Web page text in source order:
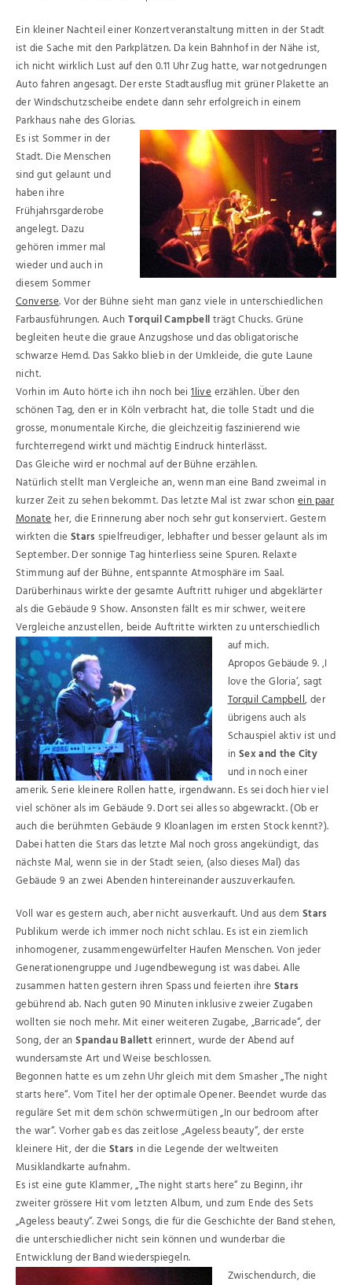
Ein kleiner Nachteil einer Konzertveranstaltung mitten in der Stadt
ist die Sache mit den Parkplätzen. Da kein Bahnhof in der Nähe ist,
ich nicht wirklich Lust auf den 0.11 Uhr Zug hatte, war notgedrungen
Auto fahren angesagt. Der erste Stadtausflug mit grüner Plakette an
der Windschutzscheibe endete dann sehr erfolgreich in einem
Parkhaus nahe des Glorias.
Es ist Sommer in der
Stadt. Die Menschen
sind gut gelaunt und
haben ihre
Frühjahrsgarderobe
angelegt. Dazu
gehören immer mal
wieder und auch in
diesem Sommer
Converse. Vor der Bühne sieht man ganz viele in unterschiedlichen
Farbausführungen. AuchTorquil Campbellträgt Chucks. Grüne
begleiten heute die graue Anzugshose und das obligatorische
schwarze Hemd. Das Sakko blieb in der Umkleide, die gute Laune
nicht.
Vorhin im Auto hörte ich ihn noch bei1liveerzählen. Über den
schönen Tag, den er in Köln verbracht hat, die tolle Stadt und die
grosse, monumentale Kirche, die gleichzeitig faszinierend wie
furchterregend wirkt und mächtig Eindruck hinterlässt.
Das Gleiche wird er nochmal auf der Bühne erzählen.
Natürlich stellt man Vergleiche an, wenn man eine Band zweimal in
kurzer Zeit zu sehen bekommt. Das letzte Mal ist zwar schonein paar
Monateher, die Erinnerung aber noch sehr gut konserviert. Gestern
wirkten dieStars spielfreudiger, lebhafter und besser gelaunt als im
September. Der sonnige Tag hinterliess seine Spuren. Relaxte
Stimmung auf der Bühne, entspannte Atmosphäre im Saal.
Darüberhinaus wirkte der gesamte Auftritt ruhiger und abgeklärter
als die Gebäude 9 Show. Ansonsten fällt es mir schwer, weitere
Vergleiche anzustellen, beide Auftritte wirkten zu unterschiedlich
auf mich.
Apropos Gebäude 9. ‚I
love the Gloria‘, sagt
Torquil Campbell, der
übrigens auch als
Schauspiel aktiv ist und
inSex and the City
und in noch einer
amerik. Serie kleinere Rollen hatte, irgendwann. Es sei doch hier viel
viel schöner als im Gebäude 9. Dort sei alles so abgewrackt. (Ob er
auch die berühmten Gebäude 9 Kloanlagen im ersten Stock kennt?).
Dabei hatten die Stars das letzte Mal noch gross angekündigt, das
nächste Mal, wenn sie in der Stadt seien, (also dieses Mal) das
Gebäude 9 an zwei Abenden hintereinander auszuverkaufen.
Voll war es gestern auch, aber nicht ausverkauft. Und aus dem Stars
Publikum werde ich immer noch nicht schlau. Es ist ein ziemlich
inhomogener, zusammengewürfelter Haufen Menschen. Von jeder
Generationengruppe und Jugendbewegung ist was dabei. Alle
zusammen hatten gestern ihren Spass und feierten ihreStars
gebührend ab. Nach guten 90 Minuten inklusive zweier Zugaben
wollten sie noch mehr. Mit einer weiteren Zugabe, „Barricade“, der
Song, der anSpandau Balletterinnert, wurde der Abend auf
wundersamste Art und Weise beschlossen.
Begonnen hatte es um zehn Uhr gleich mit dem Smasher „The night
starts here“. Vom Titel her der optimale Opener. Beendet wurde das
reguläre Set mit dem schön schwermütigen „In our bedroom after
the war“. Vorher gab es das zeitlose „Ageless beauty“, der erste
kleinere Hit, der dieStars in die Legende der weltweiten
Musiklandkarte aufnahm.
Es ist eine gute Klammer, „The night starts here“ zu Beginn, ihr
zweiter grössere Hit vom letzten Album, und zum Ende des Sets
„Ageless beauty“. Zwei Songs, die für die Geschichte der Band stehen,
die unterschiedlicher nicht sein können und wunderbar die
Entwicklung der Band wiederspiegeln.
Zwischendurch, die